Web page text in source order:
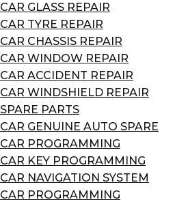
CAR GLASS REPAIR
CAR TYRE REPAIR
CAR CHASSIS REPAIR
CAR WINDOW REPAIR
CAR ACCIDENT REPAIR
CAR WINDSHIELD REPAIR
SPARE PARTS
CAR GENUINE AUTO SPARE
CAR PROGRAMMING
CAR KEY PROGRAMMING
CAR NAVIGATION SYSTEM
CAR PROGRAMMING